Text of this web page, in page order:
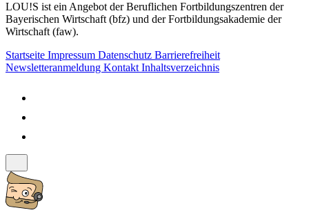
LOU!S ist ein Angebot der Beruflichen Fortbildungszentren der
Bayerischen Wirtschaft (bfz) und der Fortbildungsakademie der
Wirtschaft (faw).
Startseite Impressum Datenschutz Barrierefreiheit
Newsletteranmeldung Kontakt Inhaltsverzeichnis